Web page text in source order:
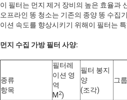
이 필터는 먼지 제거 장비의 높은 효율과
오프라인 똥 청소는 기존의 종양 똥 수집
이션 속도를 향상시키기 위해이 필터는
먼지 수집 가방 필터 사양:
종류
항목
필터레
이션 영
역
M 2)
필터 봉지
양
(조각)
그